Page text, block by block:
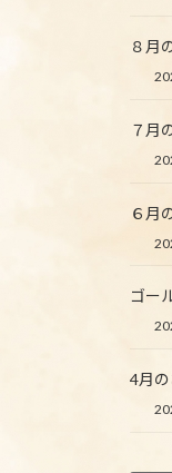
８月
７月
６月
ゴー
4月